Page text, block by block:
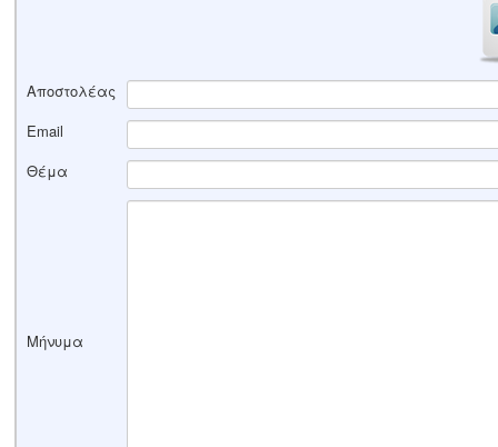
Αποστολέας
Email
Θέμα
Μήνυμα